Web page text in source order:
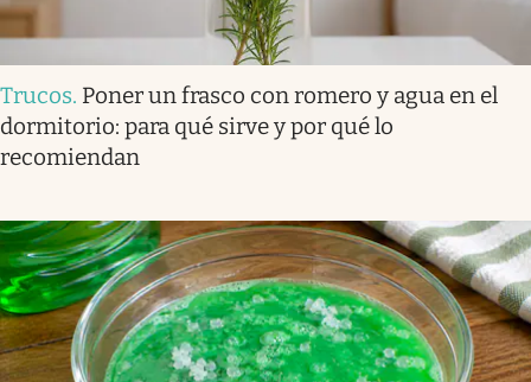
Trucos. Poner un frasco con romero y agua en el
dormitorio: para qué sirve y por qué lo
recomiendan